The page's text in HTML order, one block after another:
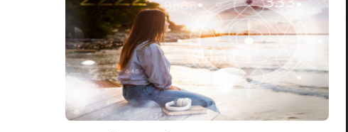
vücudun kendini yenilemesine ve detoks […]